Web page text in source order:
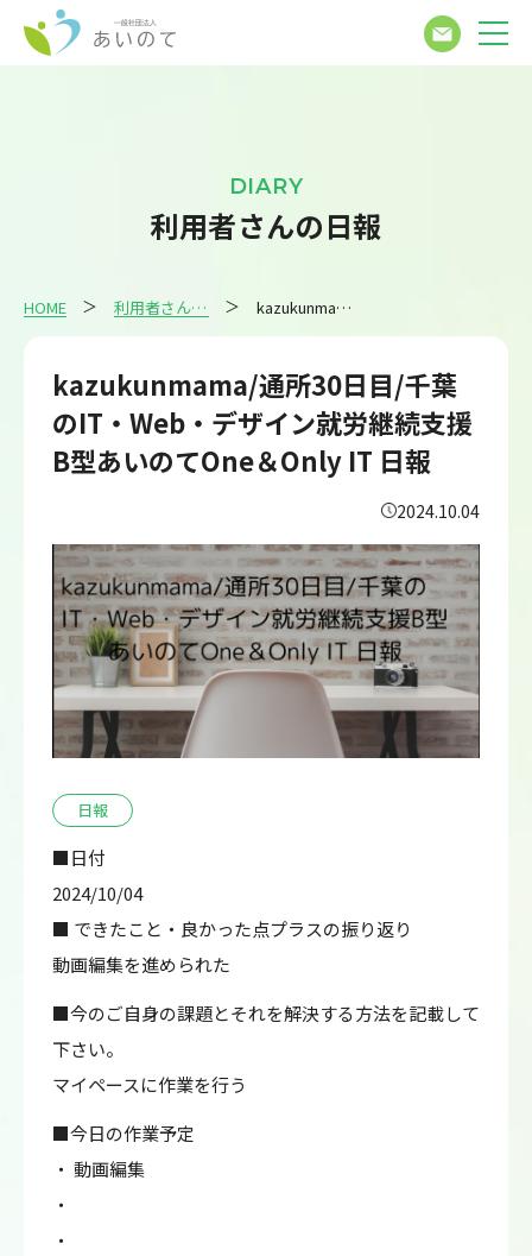
DIARY
利用者さんの日報
HOME 利用者さんの日報 kazukunmama/通所30日目/千葉のIT・Web・デザイン就労継続支援B型あいのてOne＆Only IT 日報
kazukunmama/通所30日目/千葉
のIT・Web・デザイン就労継続支援
B型あいのてOne＆Only IT 日報
2024.10.04
日報
■日付
2024/10/04
■ できたこと・良かった点プラスの振り返り
動画編集を進められた
■今のご自身の課題とそれを解決する方法を記載して
下さい。
マイペースに作業を行う
■今日の作業予定
・ 動画編集
・
・